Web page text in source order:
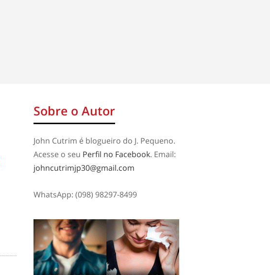
Sobre o Autor
John Cutrim é blogueiro do J. Pequeno.
Acesse o seu Perfil no Facebook. Email:
johncutrimjp30@gmail.com
WhatsApp: (098) 98297-8499